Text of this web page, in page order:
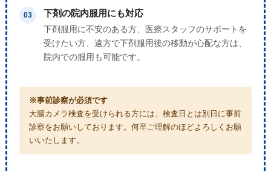
03 下剤の院内服用にも対応
下剤服用に不安のある方、医療スタッフのサポートを
受けたい方、遠方で下剤服用後の移動が心配な方は、
院内での服用も可能です。
※事前診察が必須です
大腸カメラ検査を受けられる方には、検査日とは別日に事前
診察をお願いしております。何卒ご理解のほどよろしくお願
いいたします。